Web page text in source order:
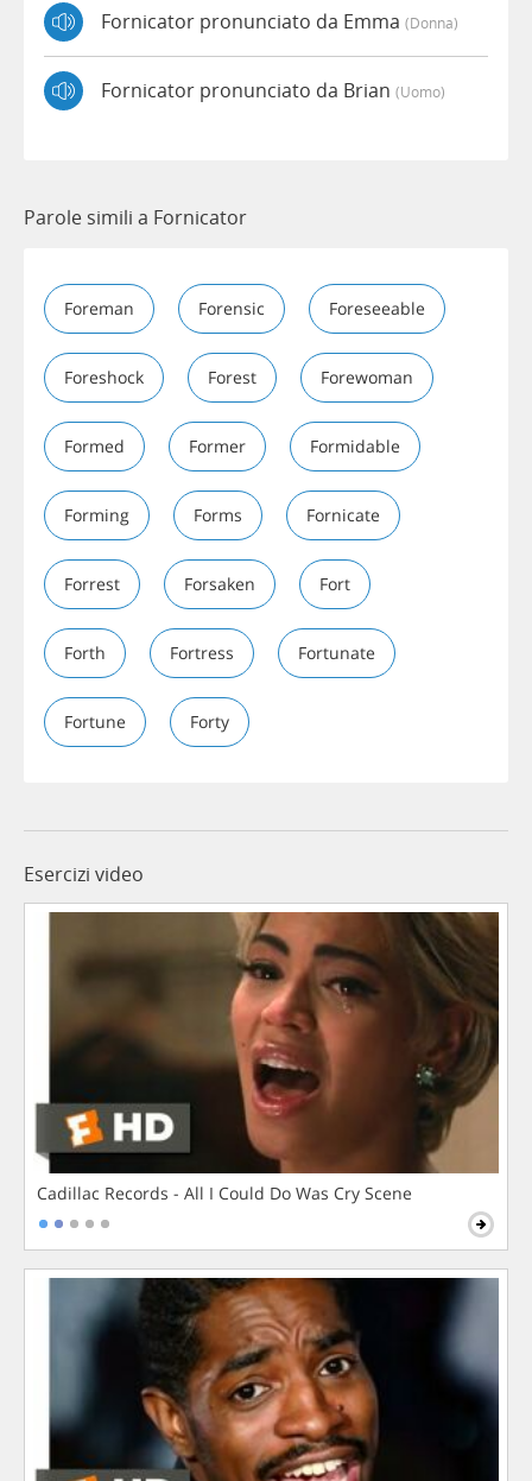
Fornicator pronunciato da Emma (donna)
Fornicator pronunciato da Brian (uomo)
Parole simili a Fornicator
Foreman Forensic Foreseeable
Foreshock Forest Forewoman
Formed Former Formidable
Forming Forms Fornicate
Forrest Forsaken Fort
Forth Fortress Fortunate
Fortune Forty
Esercizi video
Cadillac Records - All I Could Do Was Cry Scene